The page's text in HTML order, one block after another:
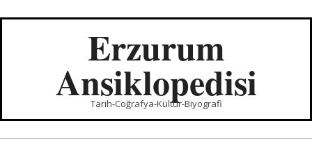
Erzurum
Ansiklopedisi
Tarih-Coğrafya-Kültür-Biyografi